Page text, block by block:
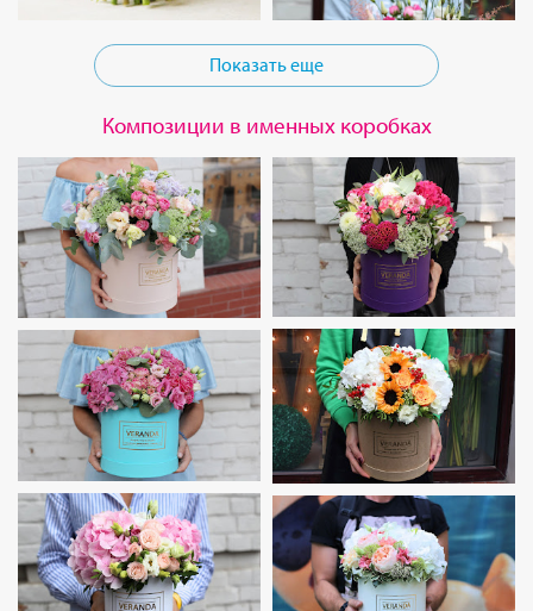
Показать еще
Композиции в именных коробках